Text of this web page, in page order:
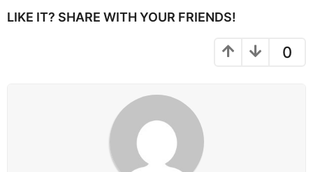
LIKE IT? SHARE WITH YOUR FRIENDS!
0